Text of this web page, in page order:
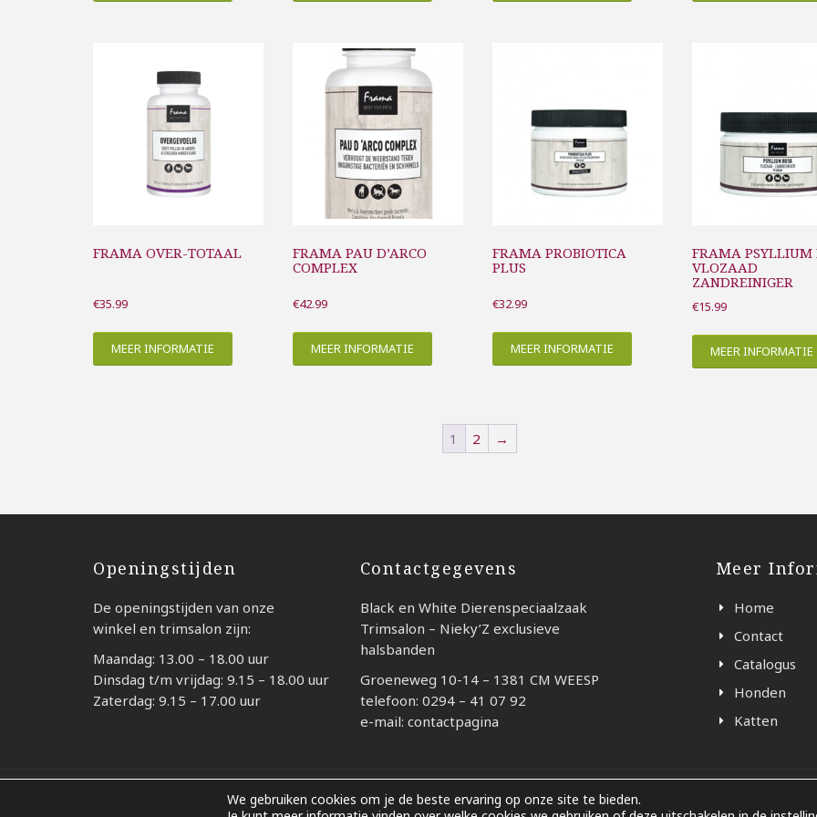
FRAMA OVER-TOTAAL
€35.99
MEER INFORMATIE
FRAMA PAU D’ARCO
COMPLEX
€42.99
MEER INFORMATIE
FRAMA PROBIOTICA
PLUS
€32.99
MEER INFORMATIE
FRAMA PSYLLIUM
VLOZAAD
ZANDREINIGER
€15.99
MEER INFORMATIE
1 2 →
Openingstijden
De openingstijden van onze
winkel en trimsalon zijn:
Maandag: 13.00 – 18.00 uur
Dinsdag t/m vrijdag: 9.15 – 18.00 uur
Zaterdag: 9.15 – 17.00 uur
Contactgegevens
Black en White Dierenspeciaalzaak
Trimsalon – Nieky’Z exclusieve
halsbanden
Groeneweg 10-14 – 1381 CM WEESP
telefoon: 0294 – 41 07 92
e-mail: contactpagina
Meer
Home
Contact
Catalogus
Honden
Katten
© 2026 - Black en White WeespWe gebruiken cookies om je de beste ervaring op onze site te bieden.